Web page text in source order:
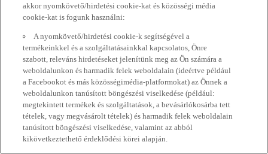
akkor nyomkövető/hirdetési cookie-kat és közösségi média
cookie-kat is fogunk használni:
A nyomkövető/hirdetési cookie-k segítségével a
termékeinkkel és a szolgáltatásainkkal kapcsolatos, Önre
szabott, releváns hirdetéseket jelenítünk meg az Ön számára a
weboldalunkon és harmadik felek weboldalain (ideértve például
a Facebookot és más közösségimédia-platformokat) az Önnek a
weboldalunkon tanúsított böngészési viselkedése (például:
megtekintett termékek és szolgáltatások, a bevásárlókosárba tett
tételek, vagy megvásárolt tételek) és harmadik felek weboldalain
tanúsított böngészési viselkedése, valamint az abból
kikövetkeztethető érdeklődési körei alapján.